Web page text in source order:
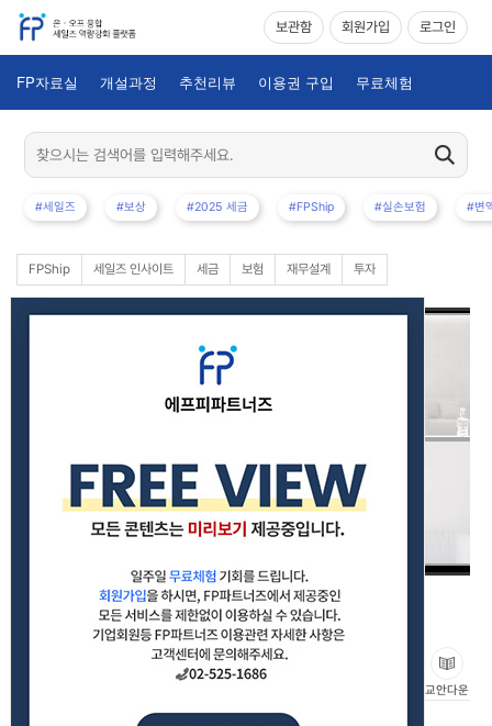
보관함 회원가입 로그인
FP자료실 개설과정 추천리뷰 이용권 구입 무료체험
#세일즈 #보상 #2025 세금 #FPShip #실손보험 #변
FPShip 세일즈 인사이트 세금 보험 재무설계 투자
이달의 보험사별 상품 판매전략_생명보험_2025년 10월
#소식지
교안다운